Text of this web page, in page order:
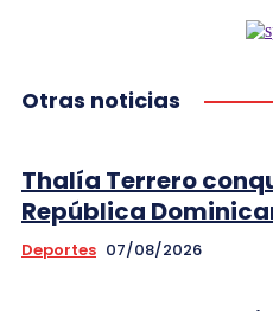
Otras noticias
Thalía Terrero
República
Deportes 07/08/2026